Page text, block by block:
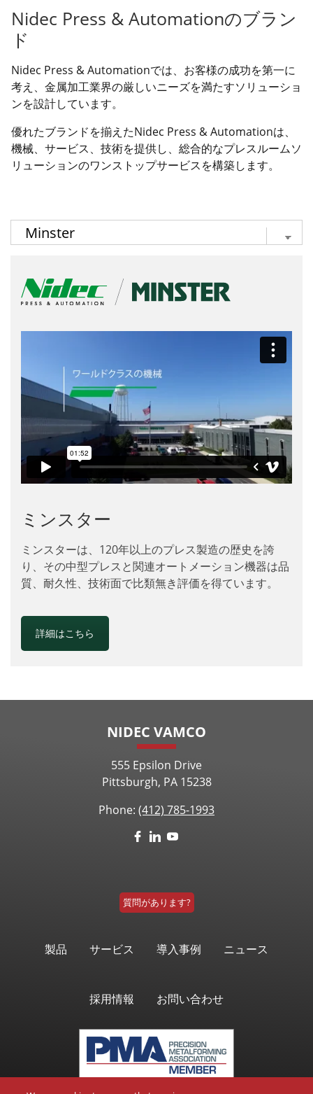
Nidec Press & Automationのブラン
ド
Nidec Press & Automationでは、お客様の成功を第一に
考え、金属加工業界の厳しいニーズを満たすソリューショ
ンを設計しています。
優れたブランドを揃えたNidec Press & Automationは、
機械、サービス、技術を提供し、総合的なプレスルームソ
リューションのワンストップサービスを構築します。
ミンスター
ミンスターは、120年以上のプレス製造の歴史を誇
り、その中型プレスと関連オートメーション機器は品
質、耐久性、技術面で比類無き評価を得ています。
詳細はこちら
NIDEC VAMCO
555 Epsilon Drive
Pittsburgh, PA 15238
Phone: (412) 785-1993
質問があります?
製品 サービス 導入事例 ニュース
採用情報 お問い合わせ